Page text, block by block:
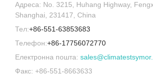
Адреса: No. 3215, Huhang Highway,
Shanghai, 231417, China
Тел:+86-551-63853683
Телефон:+86-17756072770
Електронна пошта:
Факс: +86-551-8663633